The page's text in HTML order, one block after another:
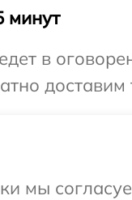
минут
в
мы